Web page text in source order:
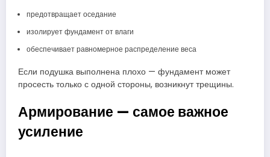
предотвращает оседание
изолирует фундамент от влаги
обеспечивает равномерное распределение веса
Если подушка выполнена плохо — фундамент может
просесть только с одной стороны, возникнут трещины.
Армирование — самое важное
усиление